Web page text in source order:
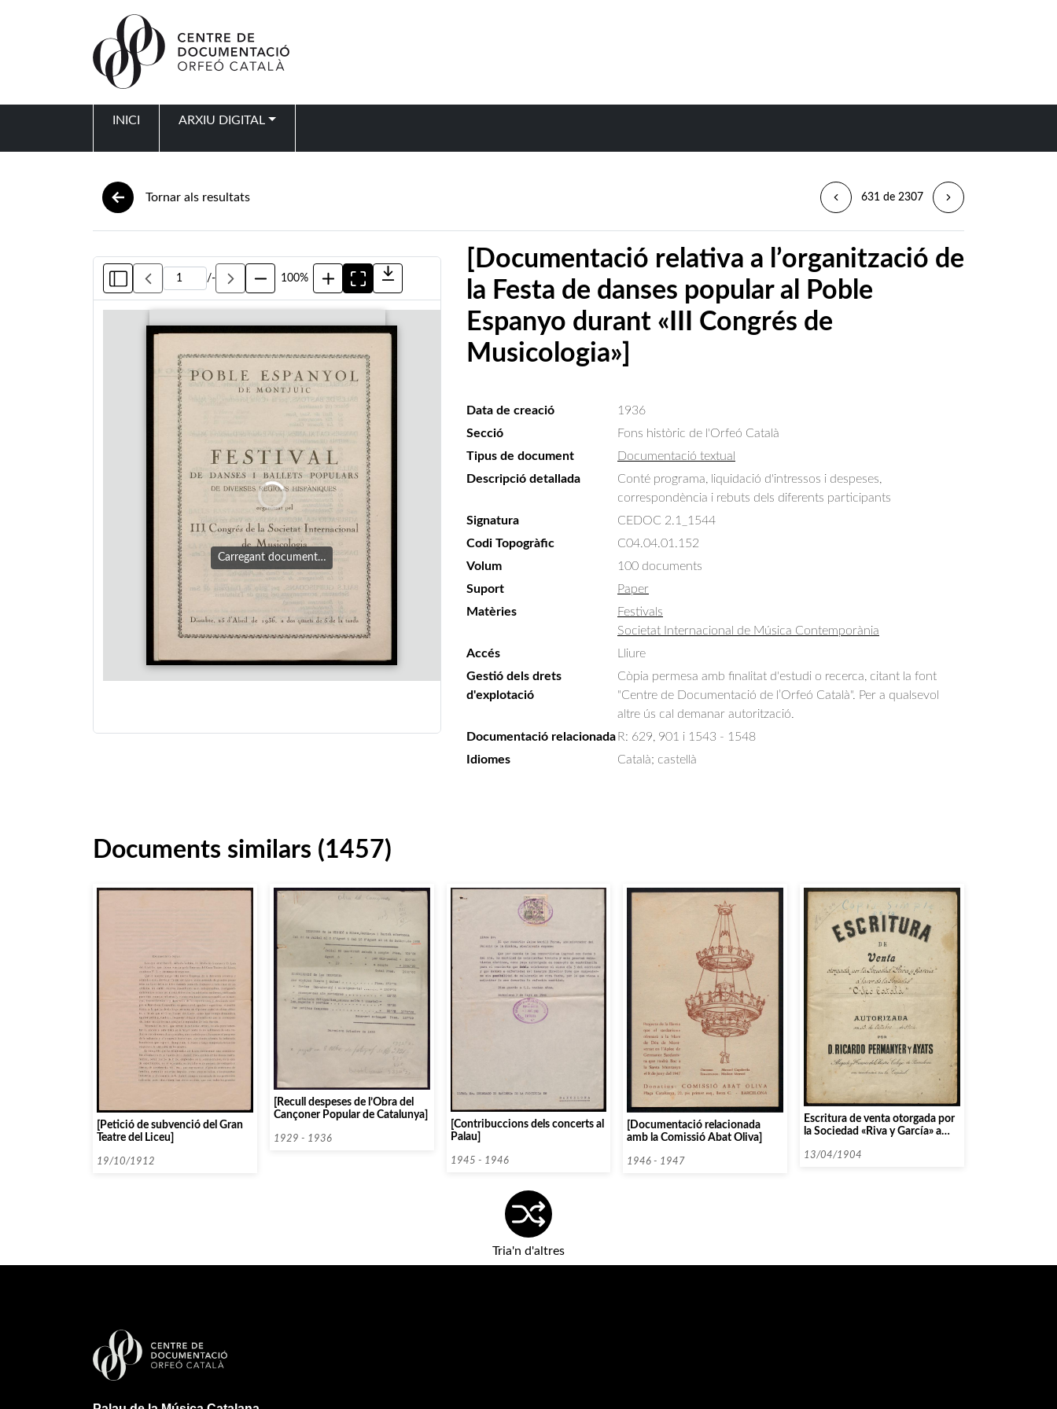
INICI ARXIU DIGITAL
Tornar als resultats 631 de 2307
/- 100%
Carregant document…
[Documentació relativa a l’organització de
la Festa de danses popular al Poble
Espanyo durant «III Congrés de
Musicologia»]
Data de creació
1936
Secció
Fons històric de l'Orfeó Català
Tipus de document
Documentació textual
Descripció detallada
Conté programa, liquidació d'intressos i despeses,
correspondència i rebuts dels diferents participants
Signatura
CEDOC 2.1_1544
Codi Topogràfic
C04.04.01.152
Volum
100 documents
Suport
Paper
Matèries
Festivals
Societat Internacional de Música Contemporània
Accés
Lliure
Gestió dels drets
d'explotació
Còpia permesa amb finalitat d'estudi o recerca, citant la font
"Centre de Documentació de l’Orfeó Català". Per a qualsevol
altre ús cal demanar autorització.
Documentació relacionada R: 629, 901 i 1543 - 1548
Idiomes
Català; castellà
Documents similars (1457)
[Petició de subvenció del Gran
Teatre del Liceu]
19/10/1912
[Recull despeses de l’Obra del
Cançoner Popular de Catalunya]
1929 - 1936
[Contribuccions dels concerts al
Palau]
1945 - 1946
[Documentació relacionada
amb la Comissió Abat Oliva]
1946 - 1947
Escritura de venta otorgada por
la Sociedad «Riva y García» a
Català
13/04/1904
Tria'n d'altres